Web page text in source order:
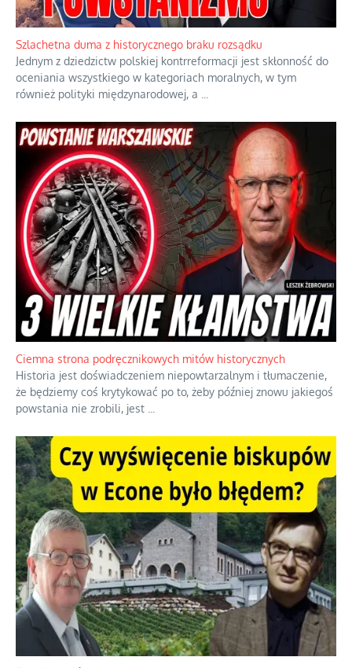
Ekspresowy kurs zbawienia z rodzinną katastrofą
Dramatyczne skutki skrajnej nadgorliwości we wspólnocie.
Szlachetna duma z historycznego braku rozsądku
Jednym z dziedzictw polskiej kontrreformacji jest skłonność do
oceniania wszystkiego w kategoriach moralnych, w tym
również polityki międzynarodowej, a...
Ciemna strona podręcznikowych mitów historycznych
Historia jest doświadczeniem niepowtarzalnym i tłumaczenie,
że będziemy coś krytykować po to, żeby później znowu jakiegoś